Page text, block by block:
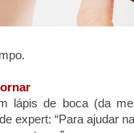
lápis de boca (da
expert: “Para ajudar